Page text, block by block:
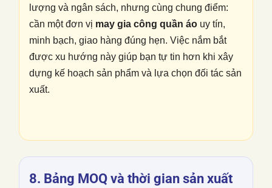
lượng và ngân sách, nhưng cùng chung điểm:
cần một đơn vị may gia công quần áo uy tín,
minh bạch, giao hàng đúng hẹn. Việc nắm bắt
được xu hướng này giúp bạn tự tin hơn khi xây
dựng kế hoạch sản phẩm và lựa chọn đối tác sản
xuất.
8. Bảng MOQ và thời gian sản xuất